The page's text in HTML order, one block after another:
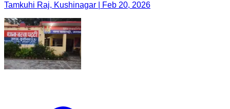
Tamkuhi Raj, Kushinagar | Feb 20, 2026